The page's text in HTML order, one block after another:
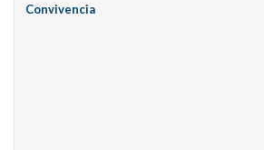
Convivencia